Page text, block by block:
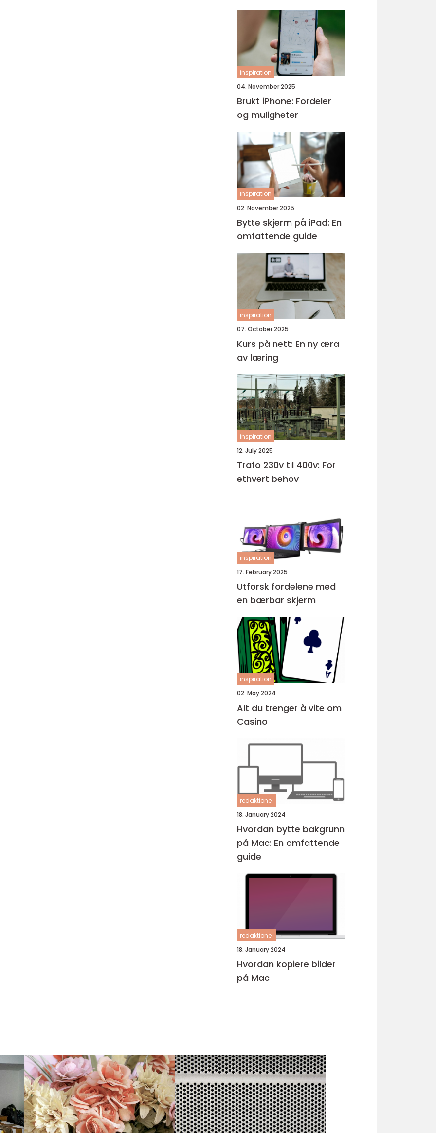
inspiration
04. November 2025
Brukt iPhone: Fordeler
og muligheter
inspiration
02. November 2025
Bytte skjerm på iPad: En
omfattende guide
inspiration
07. October 2025
Kurs på nett: En ny æra
av læring
inspiration
12. July 2025
Trafo 230v til 400v: For
ethvert behov
inspiration
17. February 2025
Utforsk fordelene med
en bærbar skjerm
inspiration
02. May 2024
Alt du trenger å vite om
Casino
redaktionel
18. January 2024
Hvordan bytte bakgrunn
på Mac: En omfattende
guide
redaktionel
18. January 2024
Hvordan kopiere bilder
på Mac